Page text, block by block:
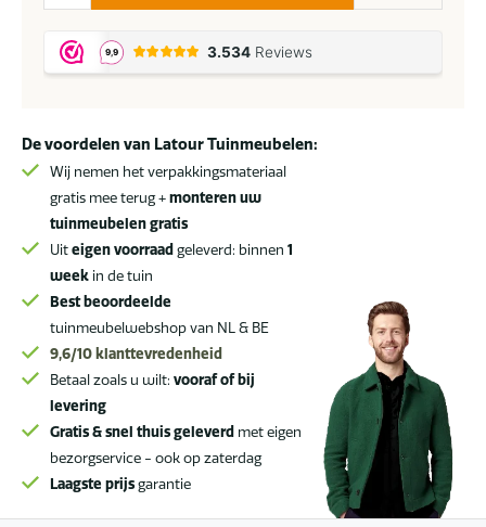
Outdoor
sierkussen
Albena
x
30
cm
Sale
aantal
De voordelen van Latour Tuinmeubelen:
Wij nemen het verpakkingsmateriaal
gratis mee terug +monteren uw
tuinmeubelen gratis
Uiteigen voorraad geleverd: binnen 1
week in de tuin
Best beoordeelde
tuinmeubelwebshop van NL & BE
9,6/10 klanttevredenheid
Betaal zoals u wilt: vooraf of bij
levering
Gratis & snel thuis geleverd met eigen
bezorgservice - ook op zaterdag
Laagste prijsgarantie